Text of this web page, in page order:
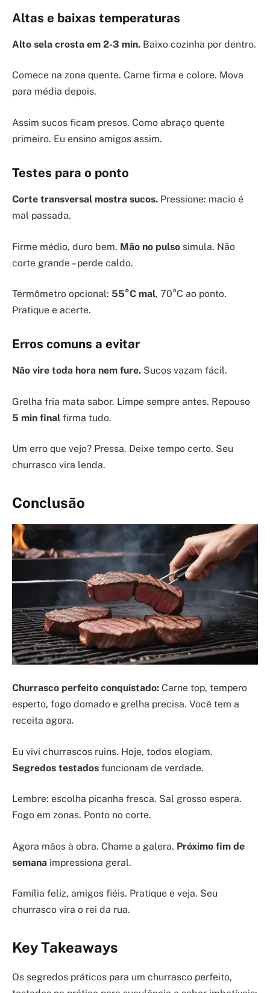
Altas e baixas temperaturas
Alto sela crosta em 2-3 min. Baixo cozinha por dentro.
Comece na zona quente. Carne firma e colore. Mova
para média depois.
Assim sucos ficam presos. Como abraço quente
primeiro. Eu ensino amigos assim.
Testes para o ponto
Corte transversal mostra sucos. Pressione: macio é
mal passada.
Firme médio, duro bem. Mão no pulso simula. Não
corte grande – perde caldo.
Termômetro opcional: 55°C mal, 70°C ao ponto.
Pratique e acerte.
Erros comuns a evitar
Não vire toda hora nem fure. Sucos vazam fácil.
Grelha fria mata sabor. Limpe sempre antes. Repouso
5 min final firma tudo.
Um erro que vejo? Pressa. Deixe tempo certo. Seu
churrasco vira lenda.
Conclusão
Churrasco perfeito conquistado: Carne top, tempero
esperto, fogo domado e grelha precisa. Você tem a
receita agora.
Eu vivi churrascos ruins. Hoje, todos elogiam.
Segredos testados funcionam de verdade.
Lembre: escolha picanha fresca. Sal grosso espera.
Fogo em zonas. Ponto no corte.
Agora mãos à obra. Chame a galera. Próximo fim de
semana impressiona geral.
Família feliz, amigos fiéis. Pratique e veja. Seu
churrasco vira o rei da rua.
Key Takeaways
Os segredos práticos para um churrasco perfeito,